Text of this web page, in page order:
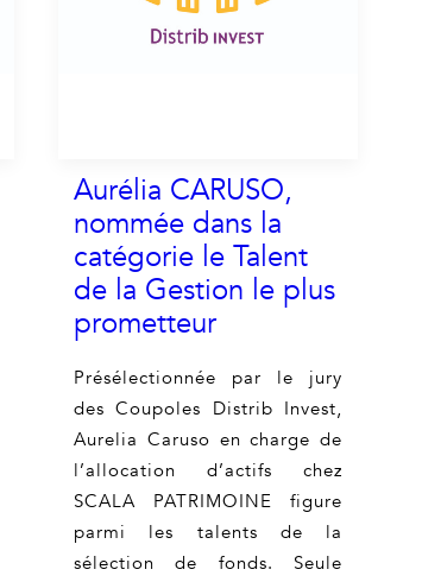
Aurélia CARUSO,
nommée dans la
catégorie le Talent
de la Gestion le plus
prometteur
Présélectionnée par le jury
des Coupoles Distrib Invest,
Aurelia Caruso en charge de
l’allocation d’actifs chez
SCALA PATRIMOINE figure
parmi les talents de la
sélection de fonds. Seule